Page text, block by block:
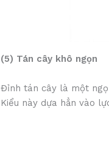
(5) Tán cây khô ngọn
Đỉnh tán cây là một
Kiểu này dựa hẳn vào